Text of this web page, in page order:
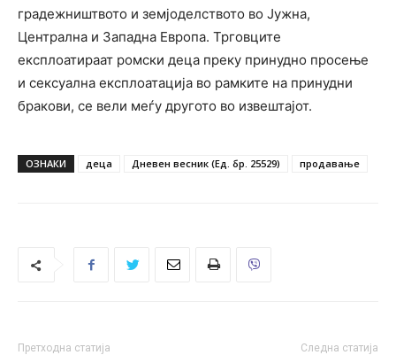
градежништвото и земјоделството во Јужна,
Централна и Западна Европа. Трговците
експлоатираат ромски деца преку принудно просење
и сексуална експлоатација во рамките на принудни
бракови, се вели меѓу другото во извештајот.
ОЗНАКИ деца Дневен весник (Ед. бр. 25529) продавање
Претходна статија Следна статија